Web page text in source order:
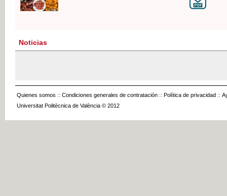
Noticias
Quienes somos :: Condiciones generales de contratación :: Política de privacidad ::
Universitat Politècnica de València © 2012